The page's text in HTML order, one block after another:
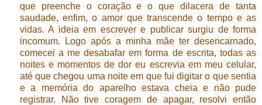
que preenche o coração e o que dilacera de tanta
saudade, enfim, o amor que transcende o tempo e as
vidas. A ideia em escrever e publicar surgiu de forma
incomum. Logo após a minha mãe ter desencarnado,
comecei a me desabafar em forma de escrita, todas as
noites e momentos de dor eu escrevia em meu celular,
até que chegou uma noite em que fui digitar o que sentia
e a memória do aparelho estava cheia e não pude
registrar. Não tive coragem de apagar, resolvi então